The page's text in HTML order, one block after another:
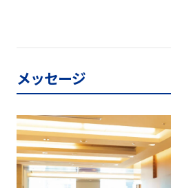
メッセージ